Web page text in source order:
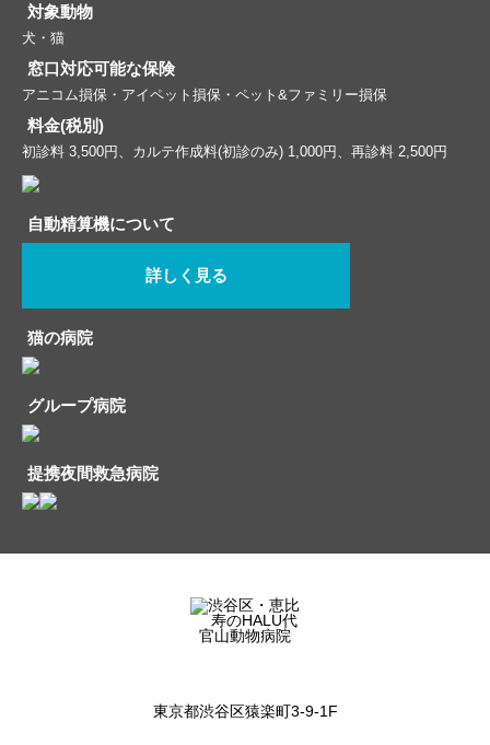
対象動物
犬・猫
窓口対応可能な保険
アニコム損保・アイペット損保・ペット&ファミリー損保
料金(税別)
初診料 3,500円、カルテ作成料(初診のみ) 1,000円、再診料 2,500円
自動精算機について
詳しく見る
猫の病院
グループ病院
提携夜間救急病院
東京都渋谷区猿楽町3-9-1F